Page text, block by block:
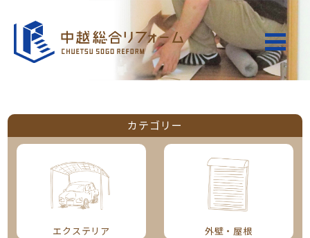
カテゴリー
エクステリア 外壁・屋根